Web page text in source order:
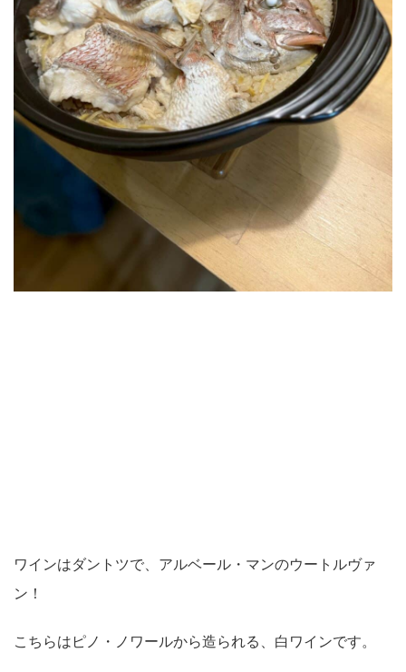
ワインはダントツで、アルベール・マンのウートルヴァ
ン！
こちらはピノ・ノワールから造られる、白ワインです。